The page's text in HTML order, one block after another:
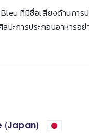
ที่มีชื่อเสียงด้านกา
ปะการประกอบอาหารอ
(Japan)